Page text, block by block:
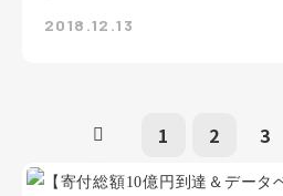
2018.12.13
1 2 3